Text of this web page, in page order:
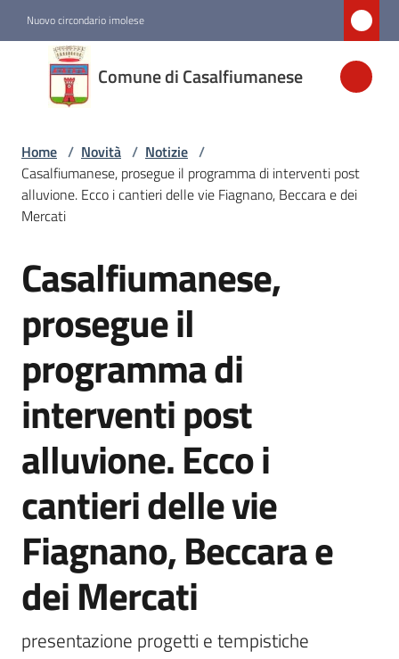
Nuovo circondario imolese
Comune di Casalfiumanese
Comune di
Casalfiumanese
Amministrazione
Novità
Servizi
Vivere
Casalfiumanese
5x1000
Servizi
on-
line
Tutti
argomenti
Home / Novità / Notizie /
Casalfiumanese, prosegue il programma di interventi post
alluvione. Ecco i cantieri delle vie Fiagnano, Beccara e dei
Mercati
Salta al contenuto
Casalfiumanese,
prosegue il
programma di
interventi post
alluvione. Ecco i
cantieri delle vie
Fiagnano, Beccara e
dei Mercati
presentazione progetti e tempistiche